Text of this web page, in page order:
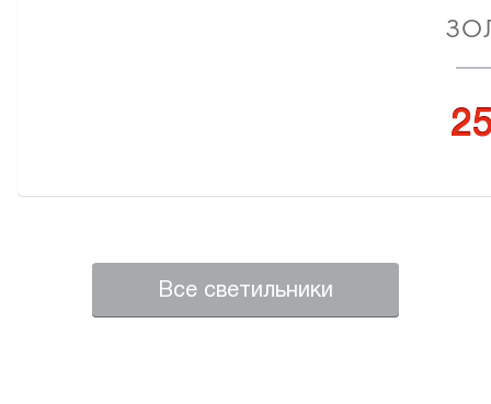
Все светильники